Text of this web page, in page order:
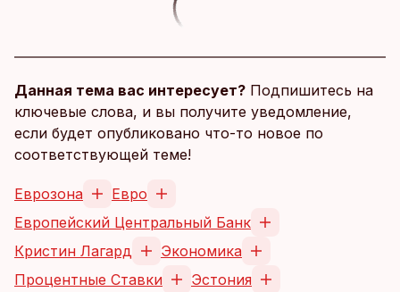
Данная тема вас интересует? Подпишитесь на
ключевые слова, и вы получите уведомление,
если будет опубликовано что-то новое по
соответствующей теме!
Еврозона
Евро
Европейский Центральный Банк
Кристин Лагард
Экономика
Процентные Ставки
Эстония